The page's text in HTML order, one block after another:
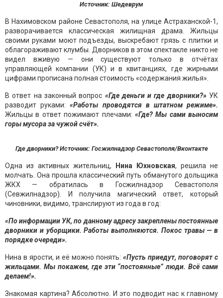
Источник: Шедеврум
В Нахимовском районе Севастополя, на улице Астраханской-1,
разворачивается классическая жилищная драма. Жильцы
своими руками моют подъезды, выскребают грязь с плитки и
облагораживают клумбы. Дворников в этом спектакле никто не
видел вживую — они существуют только в отчётах
управляющей компании (УК) и в квитанциях, где жирными
цифрами прописана полная стоимость «содержания жилья».
В ответ на законный вопрос «Где деньги и где дворники?»УК
разводит руками:«Работы проводятся в штатном режиме».
Жильцы в ответ пожимают плечами: «Где? Мы сами выносим
горы мусора за чужой счёт».
Где дворники? Источник: Госжилнадзор Севастополя/Вконтакте
Одна из активных жительниц, Нина Юхновская, решила не
молчать. Она прошла классический путь обманутого дольщика
ЖКХ — обратилась в Госжилнадзор Севастополя
(Севжилнадзор). И получила магический ответ, который
чиновники, видимо, транслируют из года в год:
«По информации УК, по данному адресу закреплены постоянные
дворники и уборщики. Работы выполняются. Покос травы — в
порядке очереди».
Нина в ярости, и её можно понять: «Пусть приедут, поговорят с
жильцами. Мы покажем, где эти “постоянные” люди. Всё сами
делаем!».
Знакомая картина? Абсолютно. И это подводит нас к главному